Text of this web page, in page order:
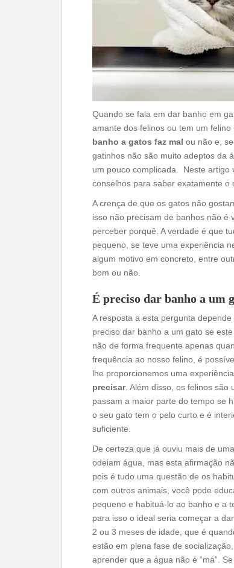
Quando se fala em dar banho em
amante dos felinos ou tem um
banho a gatos faz mal ou não e,
gatinhos não são muito adeptos da
um pouco complicada. Neste artigo
conselhos para saber exatamente
A crença de que os gatos não
isso não precisam de banhos não é
perceber porquê. A verdade é que
pequeno, se teve uma experiência
algum motivo em concreto, entre
bom ou não.
É preciso dar banho a um
A resposta a esta pergunta
preciso dar banho a um gato se
não de forma frequente apenas
frequência ao nosso felino, é
lhe proporcionemos uma
precisar. Além disso, os felinos são
passam a maior parte do tempo se
o seu gato tem o pelo curto e é
suficiente.
De certeza que já ouviu mais de
odeiam água, mas esta afirmação
pois é tudo uma questão de os
com outros animais, você pode
pequeno e habituá-lo ao banho e a
para isso o ideal seria começar a
2 ou 3 meses de idade, que é
estão em plena fase de
aprender que a água não é “má”.